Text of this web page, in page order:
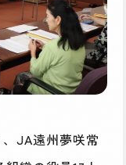
JA遠州夢咲常